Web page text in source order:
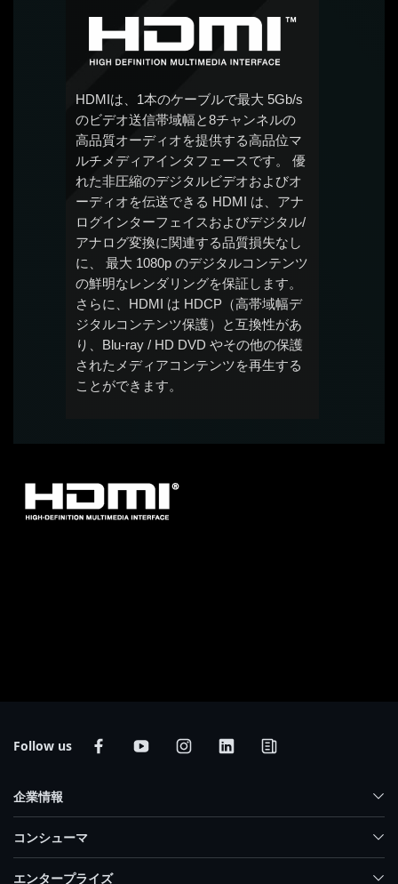
HDMIは、1本のケーブルで最大 5Gb/s
のビデオ送信帯域幅と8チャンネルの
高品質オーディオを提供する高品位マ
ルチメディアインタフェースです。 優
れた非圧縮のデジタルビデオおよびオ
ーディオを伝送できる HDMI は、アナ
ログインターフェイスおよびデジタル/
アナログ変換に関連する品質損失なし
に、 最大 1080p のデジタルコンテンツ
の鮮明なレンダリングを保証します。
さらに、HDMI は HDCP（高帯域幅デ
ジタルコンテンツ保護）と互換性があ
り、Blu-ray / HD DVD やその他の保護
されたメディアコンテンツを再生する
ことができます。
Follow us
企業情報
コンシューマ
エンタープライズ